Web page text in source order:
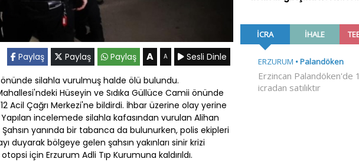
Paylaş Paylaş Paylaş A A
Sesli Dinle
silahla vurulmuş halde ölü bulundu.
Hüseyin ve Sıdıka Güllüce Camii önünde
Acil Çağrı Merkezi'ne bildirdi. İhbar üzerine olay yerine
incelemede silahla kafasından vurulan Alihan
yanında bir tabanca da bulunurken, polis ekipleri
duyarak bölgeye gelen şahsın yakınları sinir krizi
için Erzurum Adli Tıp Kurumuna kaldırıldı.